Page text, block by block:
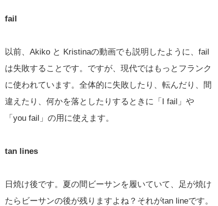
fail
以前、Akiko と Kristinaの動画でも説明したように、fail
は失敗することです。ですが、現代ではもっとフランク
に使われています。全体的に失敗したり、転んだり、間
違えたり、何かを落としたりするときに「I fail」や
「you fail」の用に使えます。
tan lines
日焼け後です。夏の間ビーサンを履いていて、足が焼け
たらビーサンの後が残りますよね？それがtan lineです。